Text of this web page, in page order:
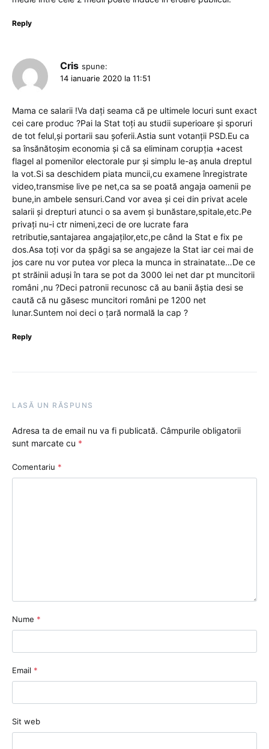
Reply
Cris spune:
14 ianuarie 2020 la 11:51
Mama ce salarii !Va dați seama că pe ultimele locuri sunt exact
cei care produc ?Pai la Stat toți au studii superioare și sporuri
de tot felul,și portarii sau șoferii.Astia sunt votanții PSD.Eu ca
sa însănătoșim economia și că sa eliminam corupția +acest
flagel al pomenilor electorale pur și simplu le-aș anula dreptul
la vot.Si sa deschidem piata muncii,cu examene înregistrate
video,transmise live pe net,ca sa se poată angaja oamenii pe
bune,in ambele sensuri.Cand vor avea și cei din privat acele
salarii și drepturi atunci o sa avem și bunăstare,spitale,etc.Pe
privați nu-i ctr nimeni,zeci de ore lucrate fara
retributie,santajarea angajaților,etc,pe când la Stat e fix pe
dos.Asa toți vor da șpăgi sa se angajeze la Stat iar cei mai de
jos care nu vor putea vor pleca la munca in strainatate…De ce
pt străinii aduși în tara se pot da 3000 lei net dar pt muncitorii
români ,nu ?Deci patronii recunosc că au banii ăștia desi se
caută că nu găsesc muncitori români pe 1200 net
lunar.Suntem noi deci o țară normală la cap ?
Reply
LASĂ UN RĂSPUNS
Adresa ta de email nu va fi publicată. Câmpurile obligatorii
sunt marcate cu *
Comentariu *
Nume *
Email *
Sit web